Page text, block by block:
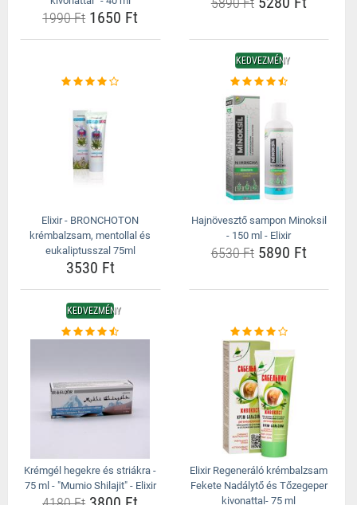
1990 Ft1650 Ft
Elixir - BRONCHOTON
krémbalzsam, mentollal és
eukaliptusszal 75ml
3530 Ft
KEDVEZMÉNY
Hajnövesztő sampon Minoksil
- 150 ml - Elixir
6530 Ft5890 Ft
KEDVEZMÉNY
Krémgél hegekre és striákra -
75 ml - "Mumio Shilajit" - Elixir
Elixir Regeneráló krémbalzsam
Fekete Nadálytő és Tőzegeper
kivonattal- 75 ml